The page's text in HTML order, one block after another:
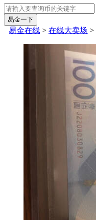
易金在线 > 在线大卖场 >